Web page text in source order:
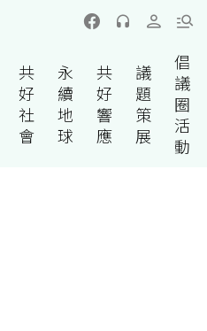
共
好
社
會
永
續
地
球
共
好
響
應
議
題
策
展
倡
議
圈
活
動